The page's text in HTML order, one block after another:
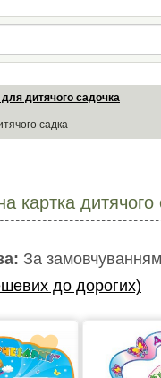
дитячого садочка
садка
картка дитячого
За замовчуванням
до дорогих)